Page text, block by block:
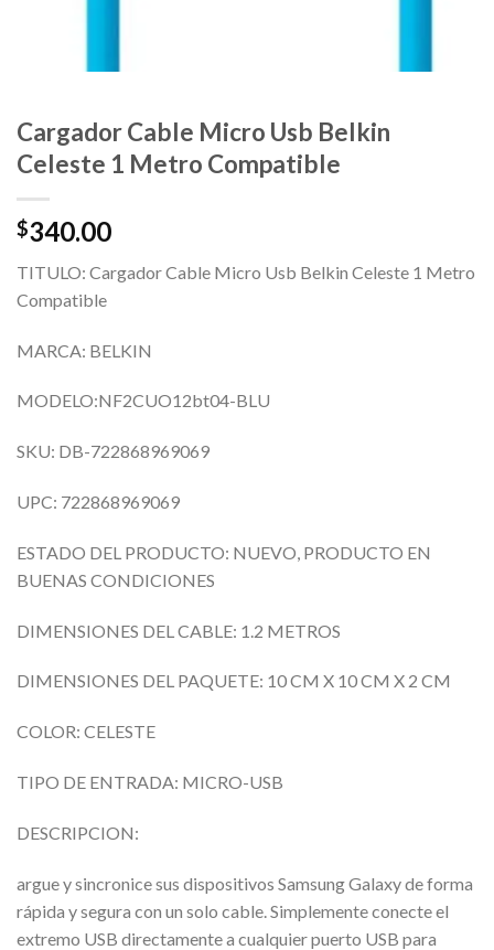
Cargador Cable Micro Usb Belkin
Celeste 1 Metro Compatible
$340.00
TITULO: Cargador Cable Micro Usb Belkin Celeste 1 Metro
Compatible
MARCA: BELKIN
MODELO:NF2CUO12bt04-BLU
SKU: DB-722868969069
UPC: 722868969069
ESTADO DEL PRODUCTO: NUEVO, PRODUCTO EN
BUENAS CONDICIONES
DIMENSIONES DEL CABLE: 1.2 METROS
DIMENSIONES DEL PAQUETE: 10 CM X 10 CM X 2 CM
COLOR: CELESTE
TIPO DE ENTRADA: MICRO-USB
DESCRIPCION:
argue y sincronice sus dispositivos Samsung Galaxy de forma
rápida y segura con un solo cable. Simplemente conecte el
extremo USB directamente a cualquier puerto USB para